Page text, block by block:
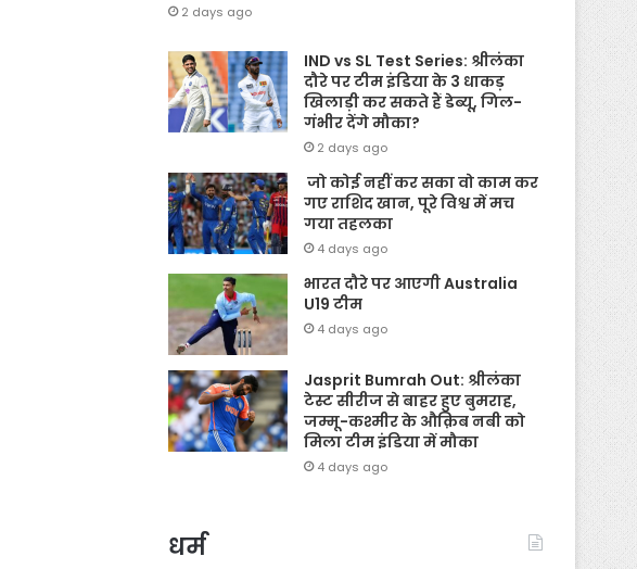
2 days ago
IND vs SL Test Series: श्रीलंका
दौरे पर टीम इंडिया के 3 धाकड़
खिलाड़ी कर सकते हैं डेब्यू, गिल-
गंभीर देंगे मौका?
2 days ago
जो कोई नहीं कर सका वो काम कर
गए राशिद खान, पूरे विश्व में मच
गया तहलका
4 days ago
भारत दौरे पर आएगी Australia
U19 टीम
4 days ago
Jasprit Bumrah Out: श्रीलंका
टेस्ट सीरीज से बाहर हुए बुमराह,
जम्मू-कश्मीर के औक़िब नबी को
मिला टीम इंडिया में मौका
4 days ago
धर्म